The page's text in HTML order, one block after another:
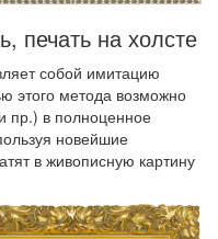
печать на холсте
собой имитацию
этого метода возможно
пр.) в полноценное
новейшие
в живописную картину